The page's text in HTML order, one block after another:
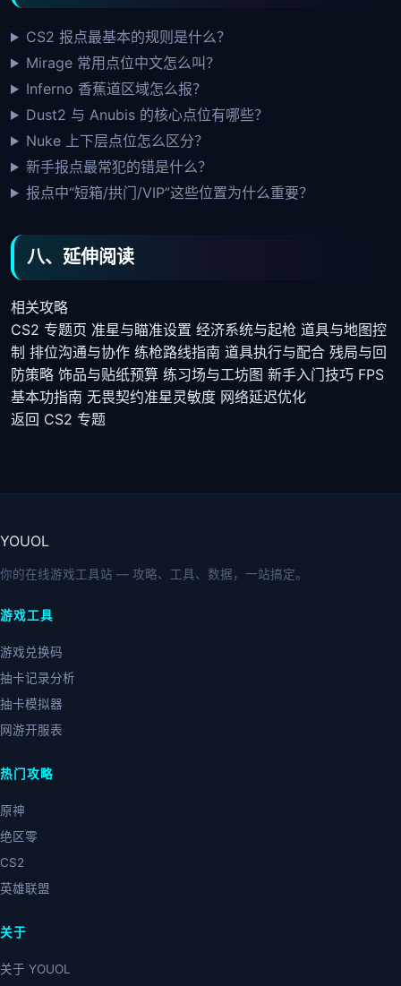
CS2 报点最基本的规则是什么？
Mirage 常用点位中文怎么叫？
Inferno 香蕉道区域怎么报？
Dust2 与 Anubis 的核心点位有哪些？
Nuke 上下层点位怎么区分？
新手报点最常犯的错是什么？
报点中“短箱/拱门/VIP”这些位置为什么重要？
八、延伸阅读
相关攻略
CS2 专题页 准星与瞄准设置 经济系统与起枪 道具与地图控
制 排位沟通与协作 练枪路线指南 道具执行与配合 残局与回
防策略 饰品与贴纸预算 练习场与工坊图 新手入门技巧 FPS
基本功指南 无畏契约准星灵敏度 网络延迟优化
返回 CS2 专题
YOUOL
你的在线游戏工具站 — 攻略、工具、数据，一站搞定。
游戏工具
游戏兑换码
抽卡记录分析
抽卡模拟器
网游开服表
热门攻略
原神
绝区零
CS2
英雄联盟
关于
关于 YOUOL